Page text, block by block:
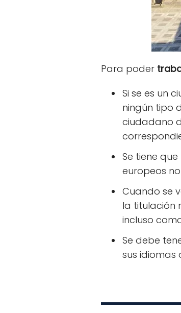
Para poder
Si se es un
ningún tipo
ciudadano
Se tiene
europeos
Cuando se
la titulación
incluso
Se debe
sus idiomas